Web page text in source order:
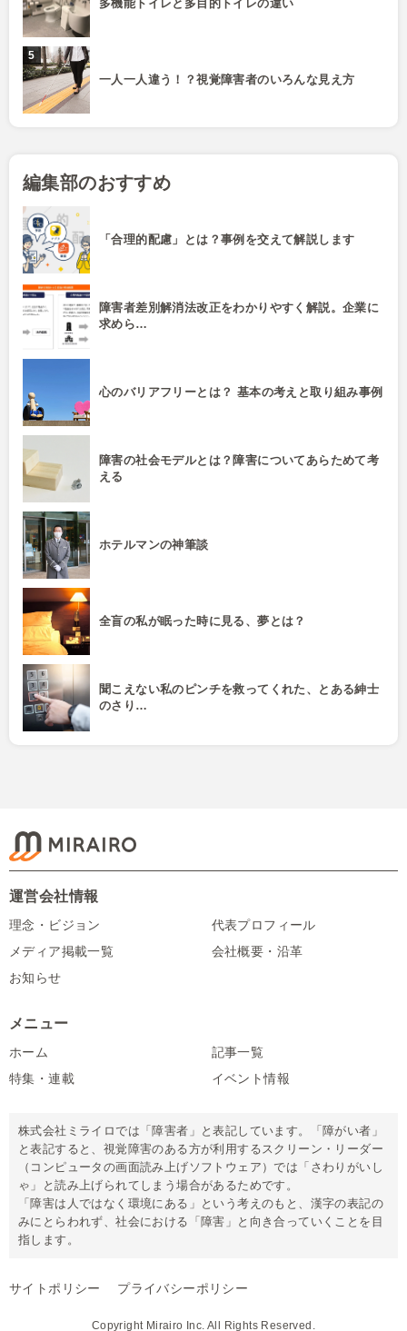
多機能トイレと多目的トイレの違い
一人一人違う！？視覚障害者のいろんな見え方
編集部のおすすめ
「合理的配慮」とは？事例を交えて解説します
障害者差別解消法改正をわかりやすく解説。企業に
求めら…
心のバリアフリーとは？ 基本の考えと取り組み事例
障害の社会モデルとは？障害についてあらためて考
える
ホテルマンの神筆談
全盲の私が眠った時に見る、夢とは？
聞こえない私のピンチを救ってくれた、とある紳士
のさり…
運営会社情報
理念・ビジョン
代表プロフィール
メディア掲載一覧
会社概要・沿革
お知らせ
メニュー
ホーム
記事一覧
特集・連載
イベント情報
株式会社ミライロでは「障害者」と表記しています。「障がい者」
と表記すると、視覚障害のある方が利用するスクリーン・リーダー
（コンピュータの画面読み上げソフトウェア）では「さわりがいし
ゃ」と読み上げられてしまう場合があるためです。
「障害は人ではなく環境にある」という考えのもと、漢字の表記の
みにとらわれず、社会における「障害」と向き合っていくことを目
指します。
サイトポリシー プライバシーポリシー
Copyright Mirairo Inc. All Rights Reserved.